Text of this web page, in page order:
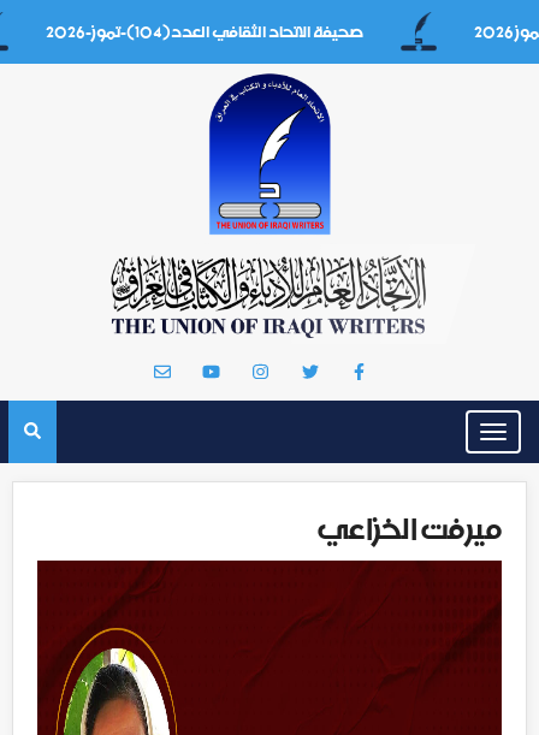
صحيفة الاتحاد الثقافي العدد(104)-تموز-2026
Toggle
navigation
ميرفت الخزاعي